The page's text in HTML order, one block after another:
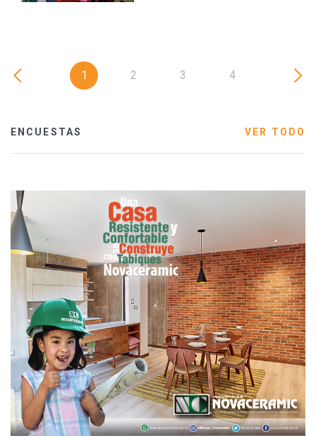
1 2 3 4
ENCUESTAS VER TODO